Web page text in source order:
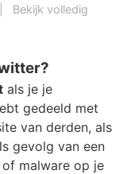
Bekijk volledig
als je je
gedeeld met
van derden, als
gevolg van een
malware op je